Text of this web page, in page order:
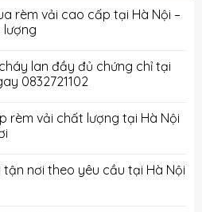
rèm vải cao cấp tại Hà Nội –
lan đầy đủ chứng chỉ tại
0832721102
rèm vải chất lượng tại Hà Nội
nơi theo yêu cầu tại Hà Nội